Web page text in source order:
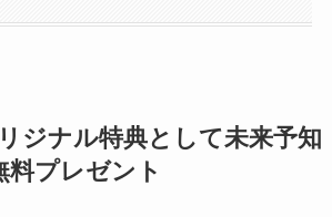
ジナル特典として未来予知
料プレゼント